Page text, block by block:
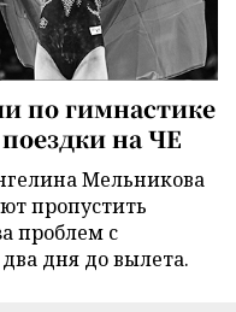
по гимнастике
на ЧЕ
Мельникова
пропустить
проблем с
дня до вылета.